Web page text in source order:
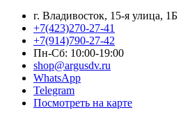
г. Владивосток, 15-я улица, 1Б
+7(423)270-27-41
+7(914)790-27-42
Пн-Сб: 10:00-19:00
shop@argusdv.ru
WhatsApp
Telegram
Посмотреть на карте